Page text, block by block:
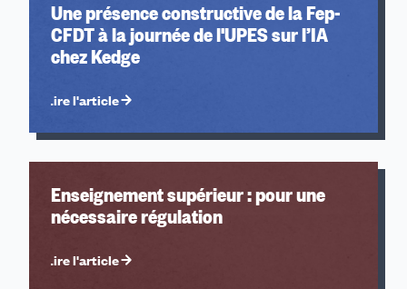
Une présence constructive de la Fep-
CFDT à la journée de l'UPES sur l’IA
chez Kedge
Lire l'article
Enseignement supérieur : pour une
nécessaire régulation
Lire l'article